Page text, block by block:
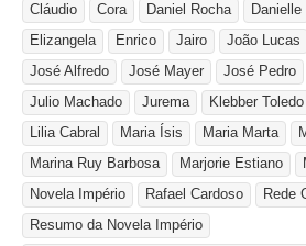
Cláudio
Cora Daniel Rocha Danielle
Elizangela
Enrico Jairo João Lucas
José Alfredo
José Mayer José Pedro
Julio Machado
Jurema Klebber Toledo
Lilia Cabral
Maria Ísis Maria Marta
Marina Ruy Barbosa
Marjorie Estiano
Novela Império
Rafael Cardoso
Rede
Resumo da Novela Império